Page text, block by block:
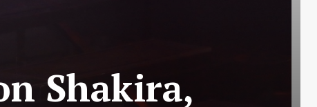
Shakira,